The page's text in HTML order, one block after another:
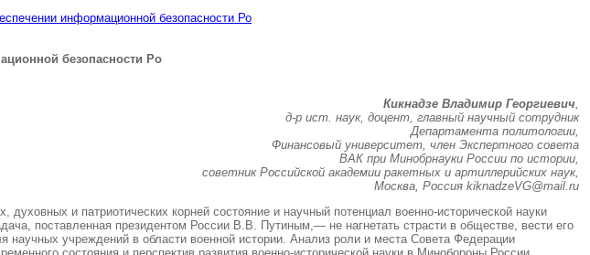
информационной безопасности Ро
безопасности Ро
Кикнадзе Владимир Георгиевич,
д-р ист. наук, доцент, главный научный сотрудник
Департамента политологии,
Финансовый университет, член Экспертного совета
ВАК при Минобрнауки России по истории,
советник Российской академии ракетных и артиллерийских наук,
Москва, Россия kiknadzeVG@mail.ru
и патриотических корней состояние и научный потенциал военно-исторической науки
поставленная президентом России В.В. Путиным,— не нагнетать страсти в обществе, вести его
учреждений в области военной истории. Анализ роли и места Совета Федерации